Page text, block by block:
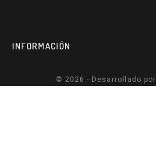
INFORMACIÓN
© 2026 - Desarrollado por